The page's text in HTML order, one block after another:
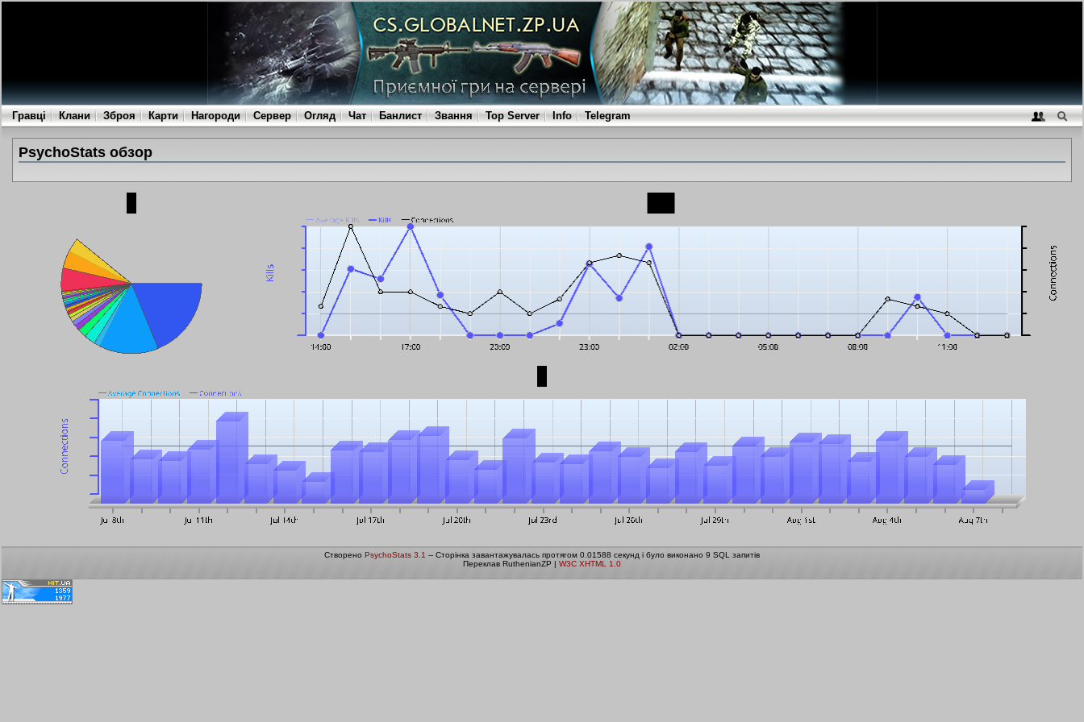
Гравці Клани Зброя Карти Нагороди Сервер Огляд Чат Банлист Звання Top Server Info Telegram
PsychoStats обзор
Створено PsychoStats 3.1 -- Сторінка завантажувалась протягом 0.01588 секунд і було виконано 9 SQL запитів
Переклав RuthenianZP | W3C XHTML 1.0